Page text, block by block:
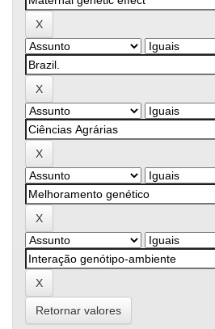
Retornar valores